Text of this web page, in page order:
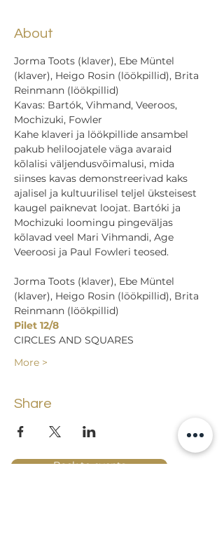
About
Jorma Toots (klaver), Ebe Müntel
(klaver), Heigo Rosin (löökpillid), Brita
Reinmann (löökpillid)
Kavas: Bartók, Vihmand, Veeroos,
Mochizuki, Fowler
Kahe klaveri ja löökpillide ansambel
pakub heliloojatele väga avaraid
kõlalisi väljendusvõimalusi, mida
siinses kavas demonstreerivad kaks
ajalisel ja kultuurilisel teljel üksteisest
kaugel paiknevat loojat. Bartóki ja
Mochizuki loomingu pingeväljas
kõlavad veel Mari Vihmandi, Age
Jorma Toots (klaver), Ebe Müntel
(klaver), Heigo Rosin (löökpillid), Brita
Reinmann (löökpillid)
Pilet 12/8
CIRCLES AND SQUARES
More >
Share
Back to events